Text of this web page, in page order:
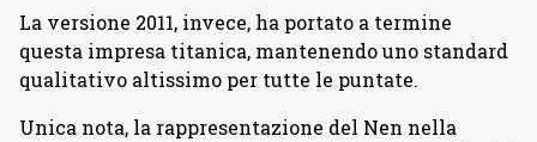
La versione 2011, invece, ha portato a termine
questa impresa titanica, mantenendo uno standard
qualitativo altissimo per tutte le puntate.
Unica nota, la rappresentazione del Nen nella